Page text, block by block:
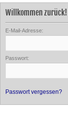
Willkommen zurück!
E-Mail-Adresse:
Passwort:
Passwort vergessen?